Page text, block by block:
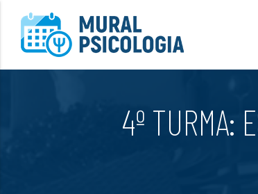
4º TURMA: